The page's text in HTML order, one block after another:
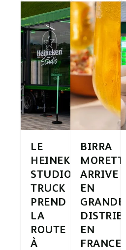
LE
HEINEKEN®
STUDIO
TRUCK
PREND
LA
ROUTE
À
BIRRA
ARRIVE
EN
GRANDE
EN
FRANCE